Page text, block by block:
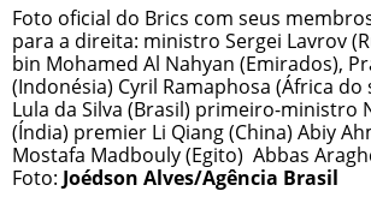
Foto oficial do Brics com seus
para a direita: ministro Sergei Lavrov
bin Mohamed Al Nahyan (Emirados),
(Indonésia) Cyril Ramaphosa (África do
Lula da Silva (Brasil) primeiro-ministro
(Índia) premier Li Qiang (China) Abiy
Mostafa Madbouly (Egito) Abbas
Foto: Joédson Alves/Agência Brasil